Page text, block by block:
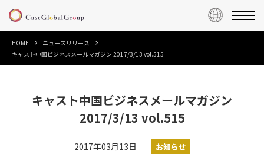
HOME
ニュースリリース
キャスト中国ビジネスメールマガジン 2017/3/13 vol.515
キャスト中国ビジネスメールマガジン
2017/3/13 vol.515
2017年03月13日 お知らせ